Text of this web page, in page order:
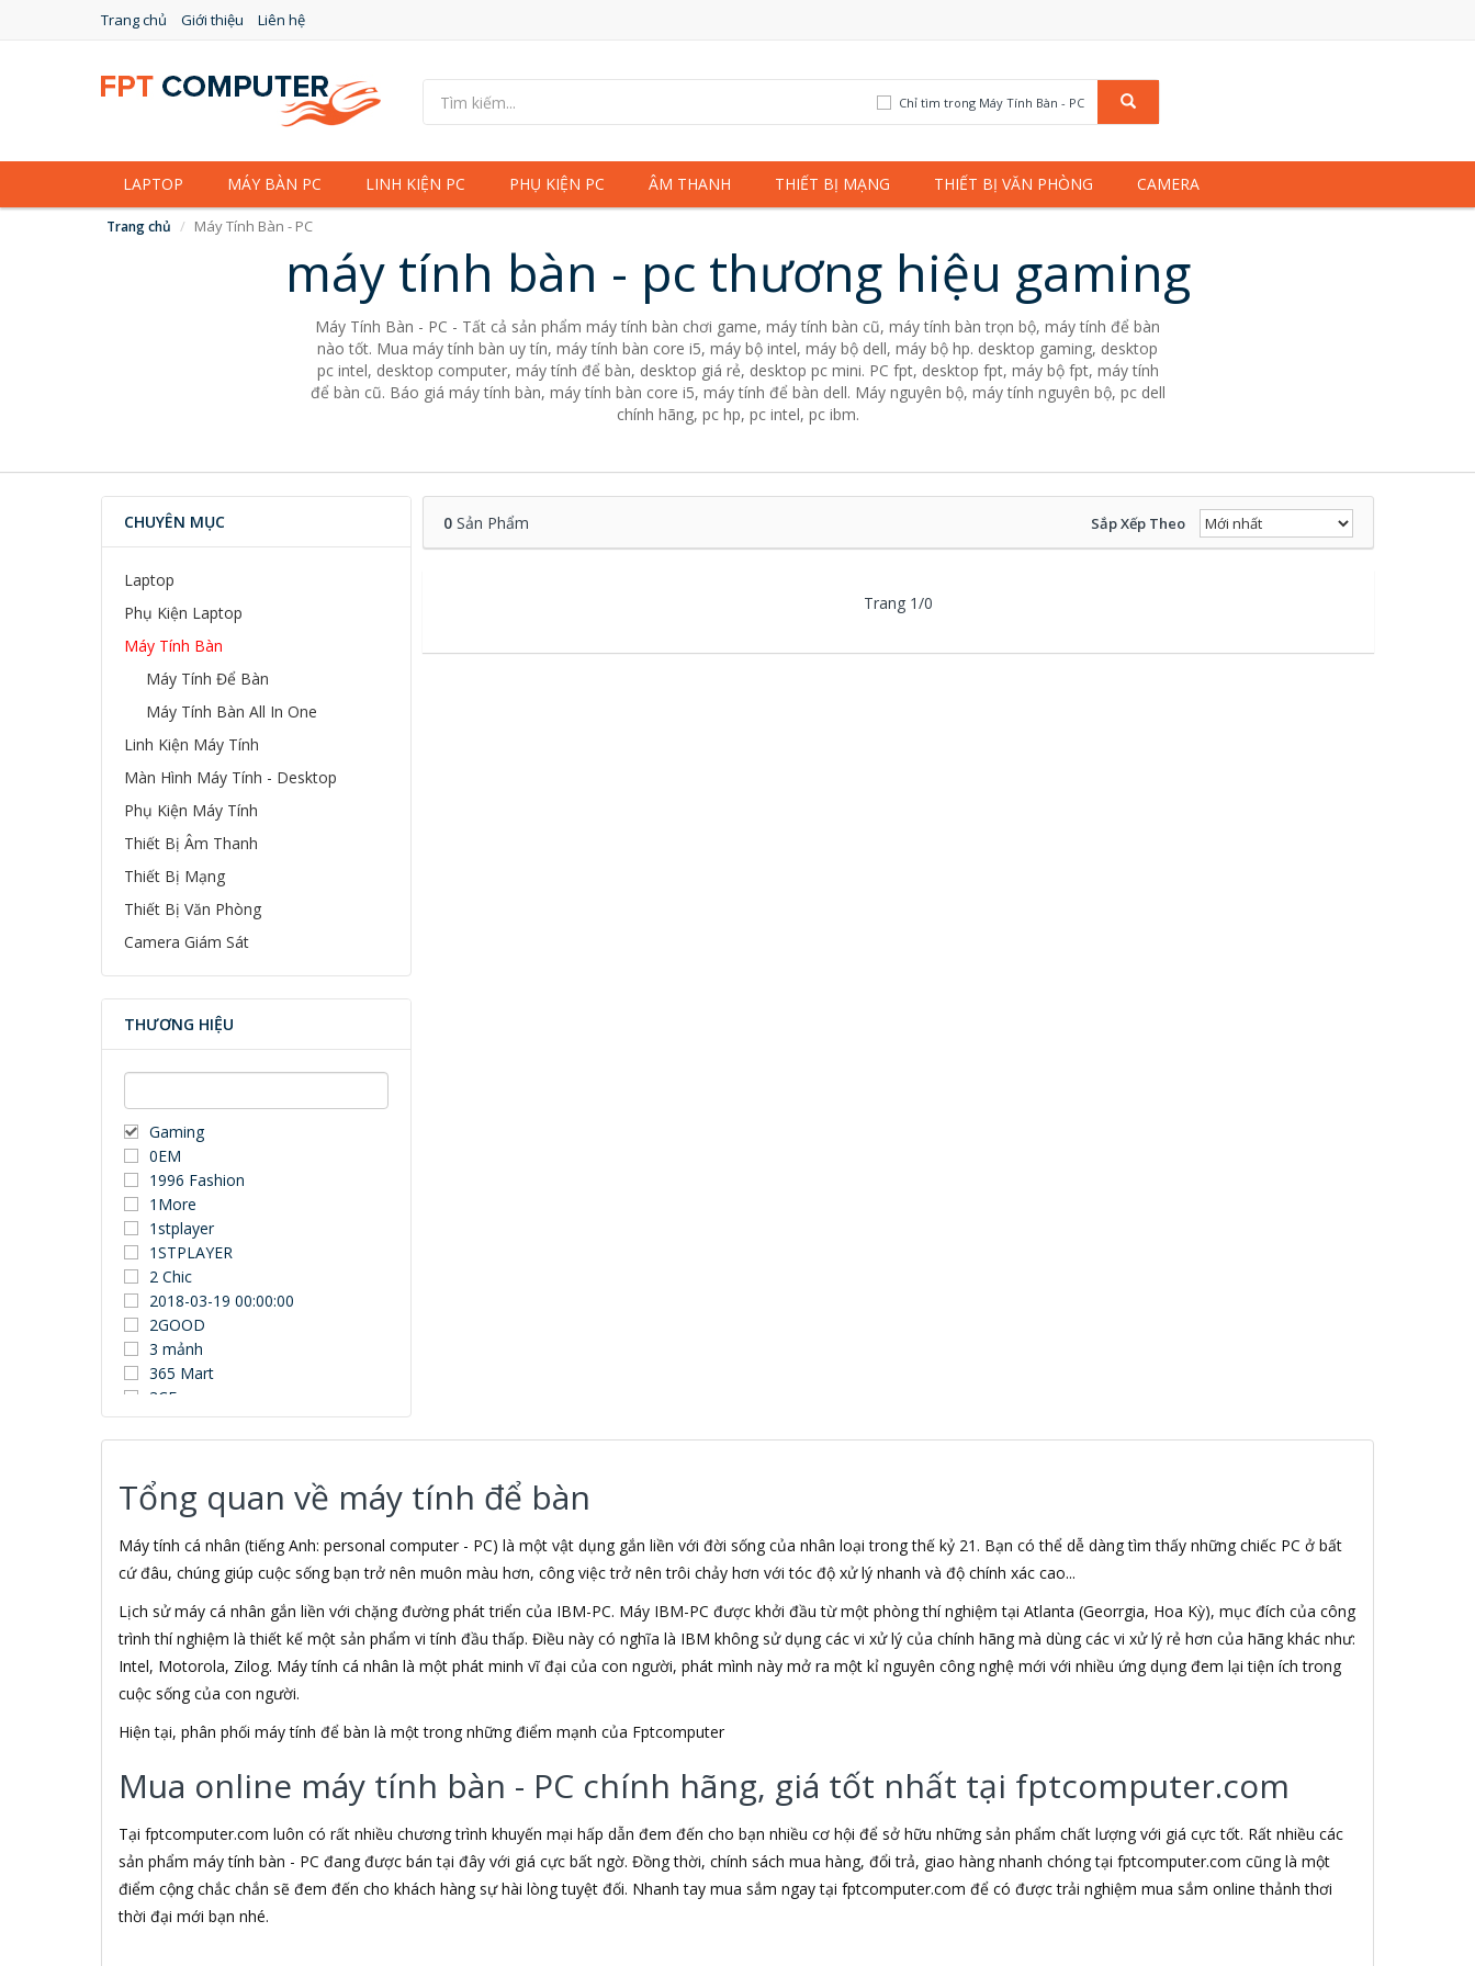
Trang chủ Giới thiệu Liên hệ
Chỉ tìm trong Máy Tính Bàn - PC
LAPTOP MÁY BÀN PC LINH KIỆN PC PHỤ KIỆN PC ÂM THANH THIẾT BỊ MẠNG THIẾT BỊ VĂN PHÒNG CAMERA
Trang chủ Máy Tính Bàn - PC
máy tính bàn - pc thương hiệu gaming
Máy Tính Bàn - PC - Tất cả sản phẩm máy tính bàn chơi game, máy tính bàn cũ, máy tính bàn trọn bộ, máy tính để bàn
nào tốt. Mua máy tính bàn uy tín, máy tính bàn core i5, máy bộ intel, máy bộ dell, máy bộ hp. desktop gaming, desktop
pc intel, desktop computer, máy tính để bàn, desktop giá rẻ, desktop pc mini. PC fpt, desktop fpt, máy bộ fpt, máy tính
để bàn cũ. Báo giá máy tính bàn, máy tính bàn core i5, máy tính để bàn dell. Máy nguyên bộ, máy tính nguyên bộ, pc dell
chính hãng, pc hp, pc intel, pc ibm.
CHUYÊN MỤC
Laptop
Phụ Kiện Laptop
Máy Tính Bàn
Máy Tính Để Bàn
Máy Tính Bàn All In One
Linh Kiện Máy Tính
Màn Hình Máy Tính - Desktop
Phụ Kiện Máy Tính
Thiết Bị Âm Thanh
Thiết Bị Mạng
Thiết Bị Văn Phòng
Camera Giám Sát
THƯƠNG HIỆU
Gaming
0EM
1996 Fashion
1More
1stplayer
1STPLAYER
2 Chic
2018-03-19 00:00:00
2GOOD
3 mảnh
365 Mart
3CE
3Dconnexion
3DUN
3M
3NOD
3OneData
4D
5ASYSTEMS
7Gift Shop
8848
A 100+
A Bonne
A Brand
A & T
Aardvark
Abel
Abo
ACASIS
Acatel
Acbel
0Sản Phẩm Sắp Xếp Theo
Trang 1/0
Tổng quan về máy tính để bàn
Máy tính cá nhân (tiếng Anh: personal computer - PC) là một vật dụng gắn liền với đời sống của nhân loại trong thế kỷ 21. Bạn có thể dễ dàng tìm thấy những chiếc PC ở bất
cứ đâu, chúng giúp cuộc sống bạn trở nên muôn màu hơn, công việc trở nên trôi chảy hơn với tóc độ xử lý nhanh và độ chính xác cao...
Lịch sử máy cá nhân gắn liền với chặng đường phát triển của IBM-PC. Máy IBM-PC được khởi đầu từ một phòng thí nghiệm tại Atlanta (Georrgia, Hoa Kỳ), mục đích của công
trình thí nghiệm là thiết kế một sản phẩm vi tính đầu thấp. Điều này có nghĩa là IBM không sử dụng các vi xử lý của chính hãng mà dùng các vi xử lý rẻ hơn của hãng khác như:
Intel, Motorola, Zilog. Máy tính cá nhân là một phát minh vĩ đại của con người, phát mình này mở ra một kỉ nguyên công nghệ mới với nhiều ứng dụng đem lại tiện ích trong
cuộc sống của con người.
Hiện tại, phân phối máy tính để bàn là một trong những điểm mạnh của Fptcomputer
Mua online máy tính bàn - PC chính hãng, giá tốt nhất tại fptcomputer.com
Tại fptcomputer.com luôn có rất nhiều chương trình khuyến mại hấp dẫn đem đến cho bạn nhiều cơ hội để sở hữu những sản phẩm chất lượng với giá cực tốt. Rất nhiều các
sản phẩm máy tính bàn - PC đang được bán tại đây với giá cực bất ngờ. Đồng thời, chính sách mua hàng, đổi trả, giao hàng nhanh chóng tại fptcomputer.com cũng là một
điểm cộng chắc chắn sẽ đem đến cho khách hàng sự hài lòng tuyệt đối. Nhanh tay mua sắm ngay tại fptcomputer.com để có được trải nghiệm mua sắm online thảnh thơi
thời đại mới bạn nhé.